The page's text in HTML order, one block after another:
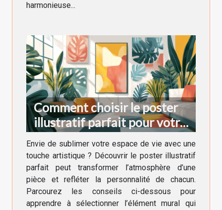
harmonieuse...
Comment choisir le poster
illustratif parfait pour votre
décoration intérieure
Envie de sublimer votre espace de vie avec une
touche artistique ? Découvrir le poster illustratif
parfait peut transformer l’atmosphère d’une
pièce et refléter la personnalité de chacun.
Parcourez les conseils ci-dessous pour
apprendre à sélectionner l’élément mural qui